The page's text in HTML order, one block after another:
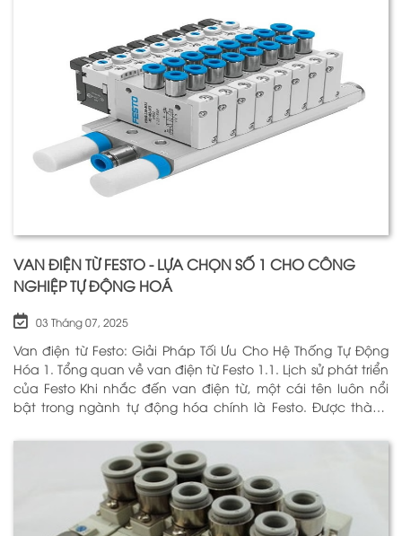
VAN ĐIỆN TỪ FESTO - LỰA CHỌN SỐ 1 CHO CÔNG
NGHIỆP TỰ ĐỘNG HOÁ
03 Tháng 07, 2025
Van điện từ Festo: Giải Pháp Tối Ưu Cho Hệ Thống Tự Động
Hóa 1. Tổng quan về van điện từ Festo 1.1. Lịch sử phát triển
của Festo Khi nhắc đến van điện từ, một cái tên luôn nổi
bật trong ngành tự động hóa chính là Festo. Được thành